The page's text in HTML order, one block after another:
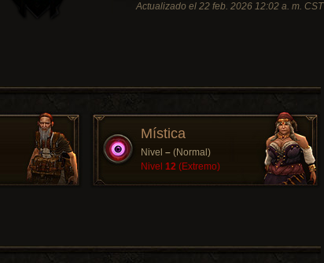
Actualizado el 22 feb. 2026 12:02 a. m. CST
Mística
Nivel – (Normal)
Nivel 12 (Extremo)